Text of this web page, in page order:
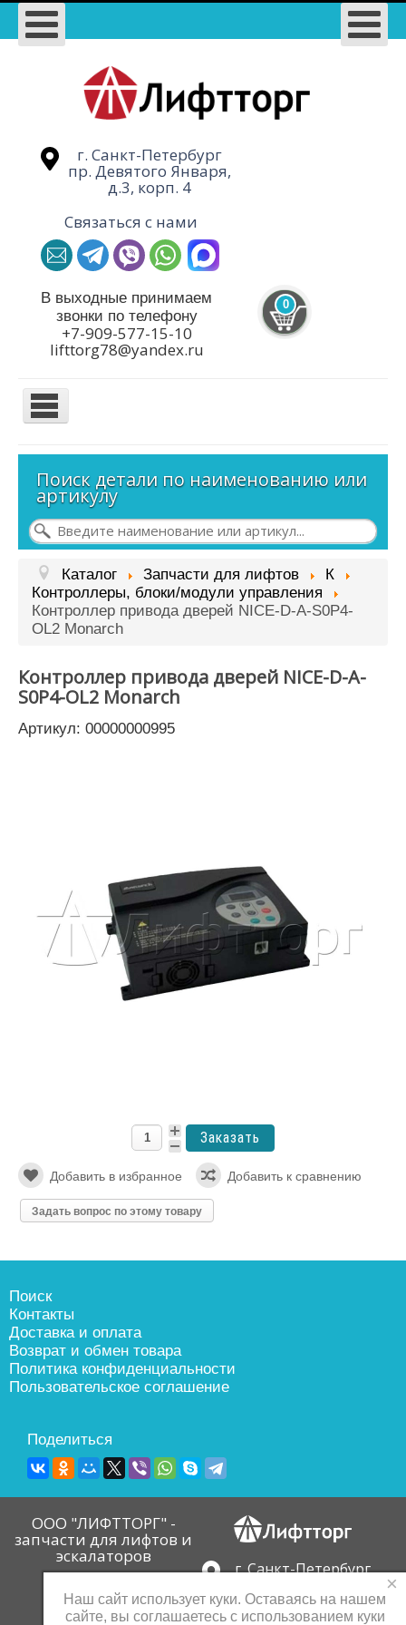
г. Санкт-Петербург
пр. Девятого Января,
д.3, корп. 4
Связаться с нами
В выходные принимаем
звонки по телефону
+7-909-577-15-10
lifttorg78@yandex.ru
0
TPL_PROTOSTAR_TOGGLE_MENU
Контакты
Наш адрес: Санкт-Петербург,
пр. Девятого Января,
д. 3, корп. 4
Схема проезда:
Ваш список избранного пока пуст.
Вы посмотрели
Контроллер привода дверей NICE-D-A-S0P4-
Артикул: 00000000995
Поиск детали по наименованию или
артикулу
Каталог Запчасти для лифтов
К
Контроллеры, блоки/модули управления
Контроллер привода дверей NICE-D-A-S0P4-
OL2 Monarch
Контроллер привода дверей NICE-D-A-
S0P4-OL2 Monarch
Артикул: 00000000995
Добавить в избранное Добавить к сравнению
Задать вопрос по этому товару
Поиск
Контакты
Доставка и оплата
Возврат и обмен товара
Политика конфиденциальности
Пользовательское соглашение
Поделиться
ООО "ЛИФТТОРГ" -
запчасти для лифтов и
эскалаторов
г. Санкт-Петербург
д.3, корп. 4
×
Наш сайт использует куки. Оставаясь на нашем
сайте, вы соглашаетесь с использованием куки